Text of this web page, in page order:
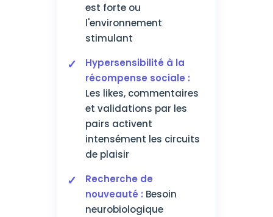
est forte ou
l'environnement
stimulant
Hypersensibilité à la
récompense sociale :
Les likes, commentaires
et validations par les
pairs activent
intensément les circuits
de plaisir
Recherche de
nouveauté : Besoin
neurobiologique